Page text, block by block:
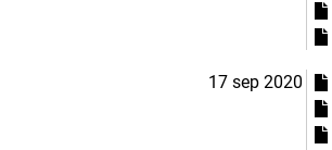
17 sep 2020